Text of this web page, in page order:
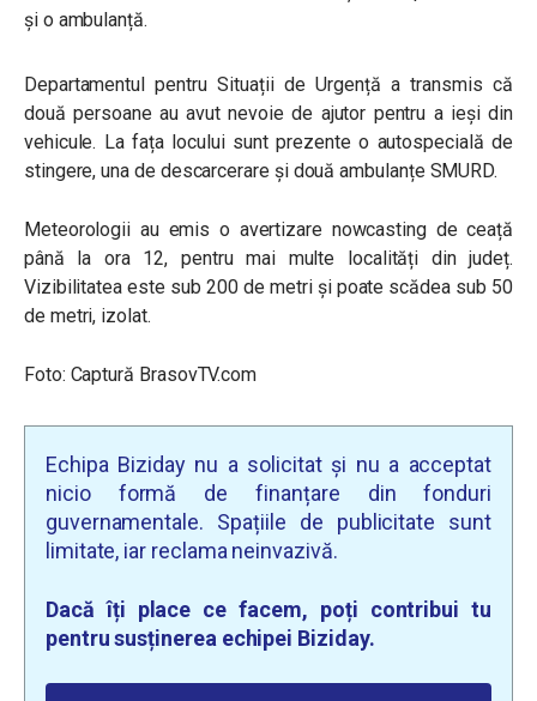
și o ambulanță.
Departamentul pentru Situații de Urgență a transmis că
două persoane au avut nevoie de ajutor pentru a ieși din
vehicule. La fața locului sunt prezente o autospecială de
stingere, una de descarcerare și două ambulanțe SMURD.
Meteorologii au emis o avertizare nowcasting de ceață
până la ora 12, pentru mai multe localități din județ.
Vizibilitatea este sub 200 de metri și poate scădea sub 50
de metri, izolat.
Foto: Captură BrasovTV.com
Echipa Biziday nu a solicitat și nu a acceptat
nicio formă de finanțare din fonduri
guvernamentale. Spațiile de publicitate sunt
limitate, iar reclama neinvazivă.
Dacă îți place ce facem, poți contribui tu
pentru susținerea echipei Biziday.